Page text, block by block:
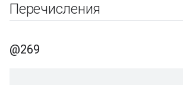
Перечисления
@269